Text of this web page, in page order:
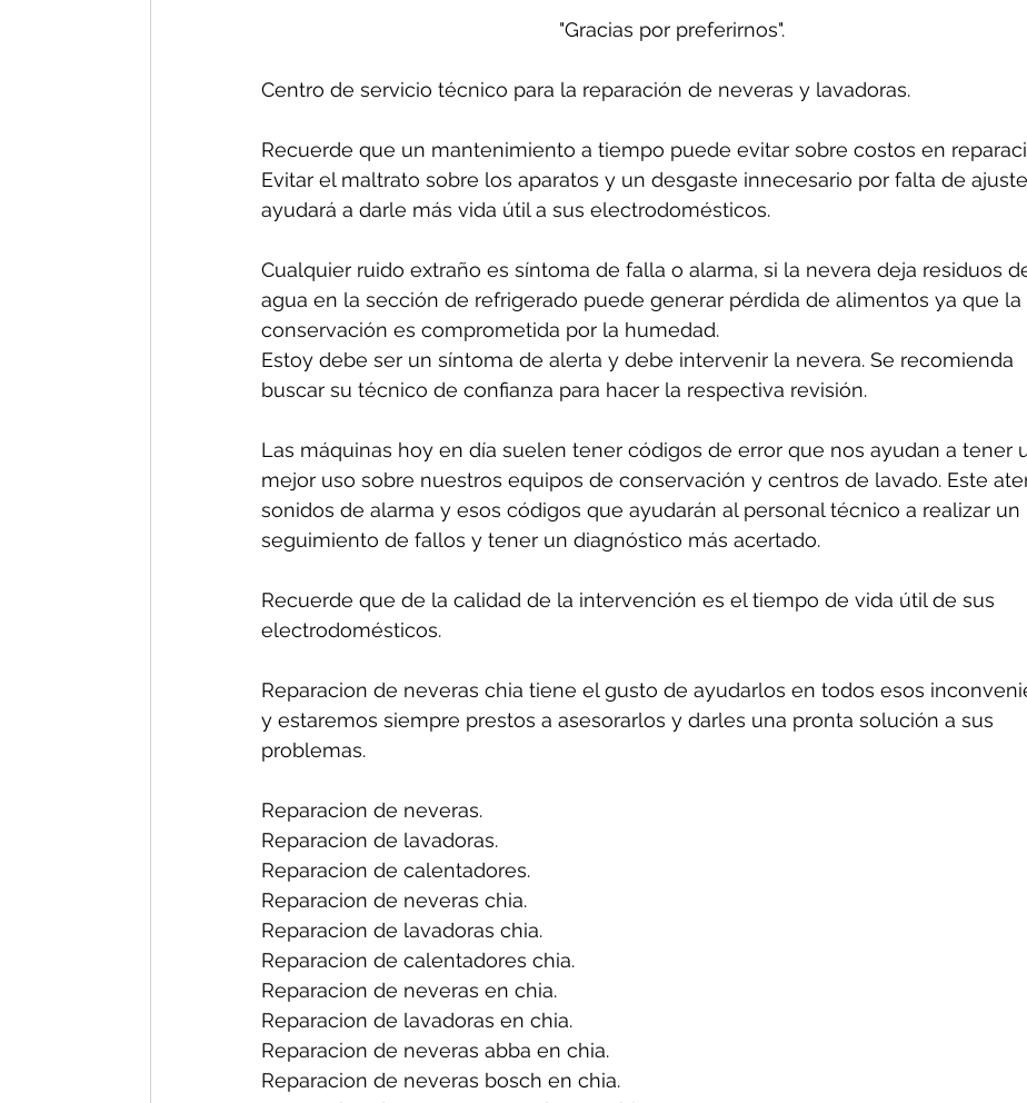
"Gracias por preferirnos".
Centro de servicio técnico para la reparación de neveras y lavadoras.
Recuerde que un mantenimiento a tiempo puede evitar sobre costos en
Evitar el maltrato sobre los aparatos y un desgaste innecesario por falta de
ayudará a darle más vida útil a sus electrodomésticos.
Cualquier ruido extraño es síntoma de falla o alarma, si la nevera deja residuos
agua en la sección de refrigerado puede generar pérdida de alimentos ya que la
conservación es comprometida por la humedad.
Estoy debe ser un síntoma de alerta y debe intervenir la nevera. Se recomienda
buscar su técnico de confianza para hacer la respectiva revisión.
Las máquinas hoy en día suelen tener códigos de error que nos ayudan a tener
mejor uso sobre nuestros equipos de conservación y centros de lavado. Este
sonidos de alarma y esos códigos que ayudarán al personal técnico a realizar un
seguimiento de fallos y tener un diagnóstico más acertado.
Recuerde que de la calidad de la intervención es el tiempo de vida útil de sus
electrodomésticos.
Reparacion de neveras chia tiene el gusto de ayudarlos en todos esos
y estaremos siempre prestos a asesorarlos y darles una pronta solución a sus
problemas.
Reparacion de neveras.
Reparacion de lavadoras.
Reparacion de calentadores.
Reparacion de neveras chia.
Reparacion de lavadoras chia.
Reparacion de calentadores chia.
Reparacion de neveras en chia.
Reparacion de lavadoras en chia.
Reparacion de neveras abba en chia.
Reparacion de neveras bosch en chia.